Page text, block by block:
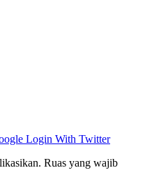
Login With Twitter
Ruas yang wajib